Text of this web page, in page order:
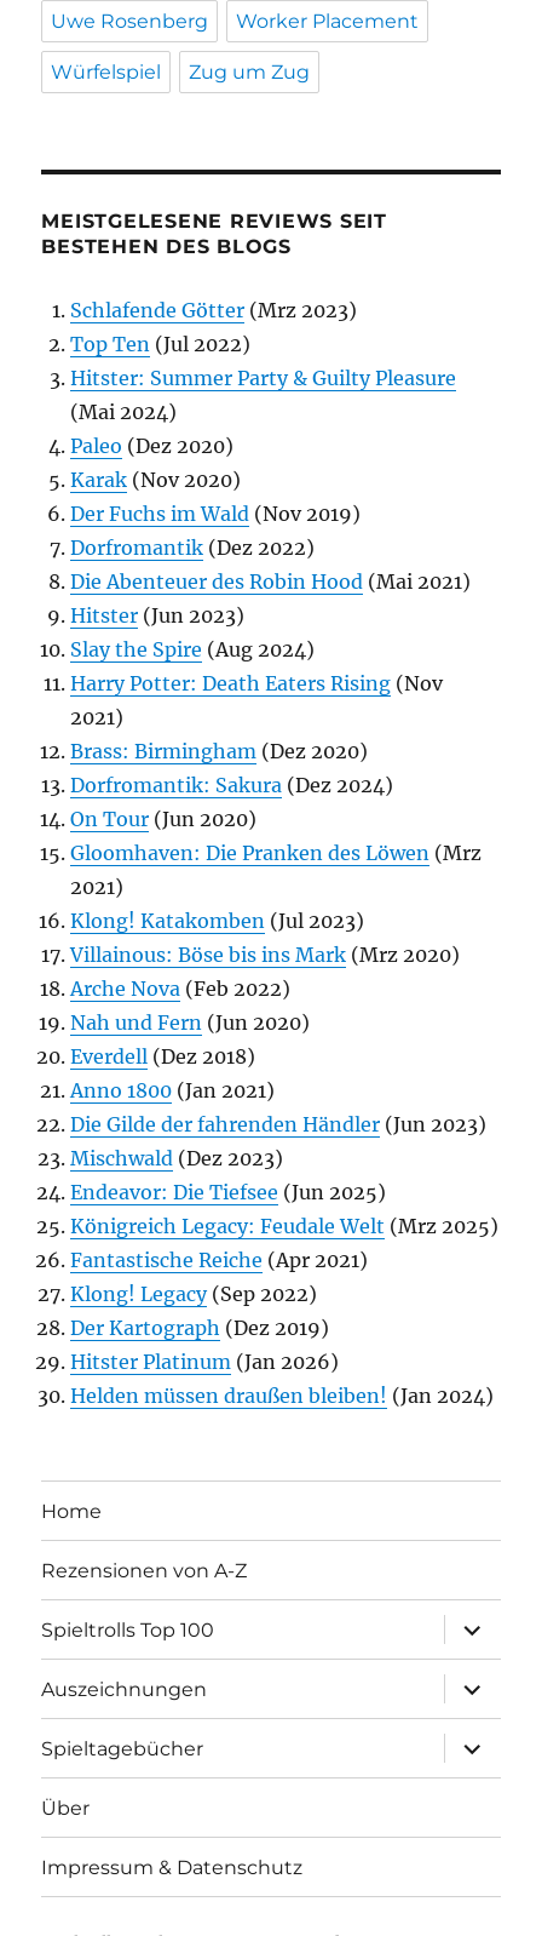
Uwe Rosenberg Worker Placement
Würfelspiel Zug um Zug
MEISTGELESENE REVIEWS SEIT
BESTEHEN DES BLOGS
Schlafende Götter (Mrz 2023)
Top Ten (Jul 2022)
Hitster: Summer Party & Guilty Pleasure
(Mai 2024)
Paleo (Dez 2020)
Karak (Nov 2020)
Der Fuchs im Wald (Nov 2019)
Dorfromantik (Dez 2022)
Die Abenteuer des Robin Hood (Mai 2021)
Hitster (Jun 2023)
Slay the Spire (Aug 2024)
Harry Potter: Death Eaters Rising (Nov
2021)
Brass: Birmingham (Dez 2020)
Dorfromantik: Sakura (Dez 2024)
On Tour (Jun 2020)
Gloomhaven: Die Pranken des Löwen (Mrz
2021)
Klong! Katakomben (Jul 2023)
Villainous: Böse bis ins Mark (Mrz 2020)
Arche Nova (Feb 2022)
Nah und Fern (Jun 2020)
Everdell (Dez 2018)
Anno 1800 (Jan 2021)
Die Gilde der fahrenden Händler (Jun 2023)
Mischwald (Dez 2023)
Endeavor: Die Tiefsee (Jun 2025)
Königreich Legacy: Feudale Welt (Mrz 2025)
Fantastische Reiche (Apr 2021)
Klong! Legacy(Sep 2022)
Der Kartograph (Dez 2019)
Hitster Platinum (Jan 2026)
Helden müssen draußen bleiben! (Jan 2024)
Home
Rezensionen von A-Z
Spieltrolls Top 100
öffnen
Auszeichnungen
öffnen
Spieltagebücher
öffnen
Über
Impressum & Datenschutz